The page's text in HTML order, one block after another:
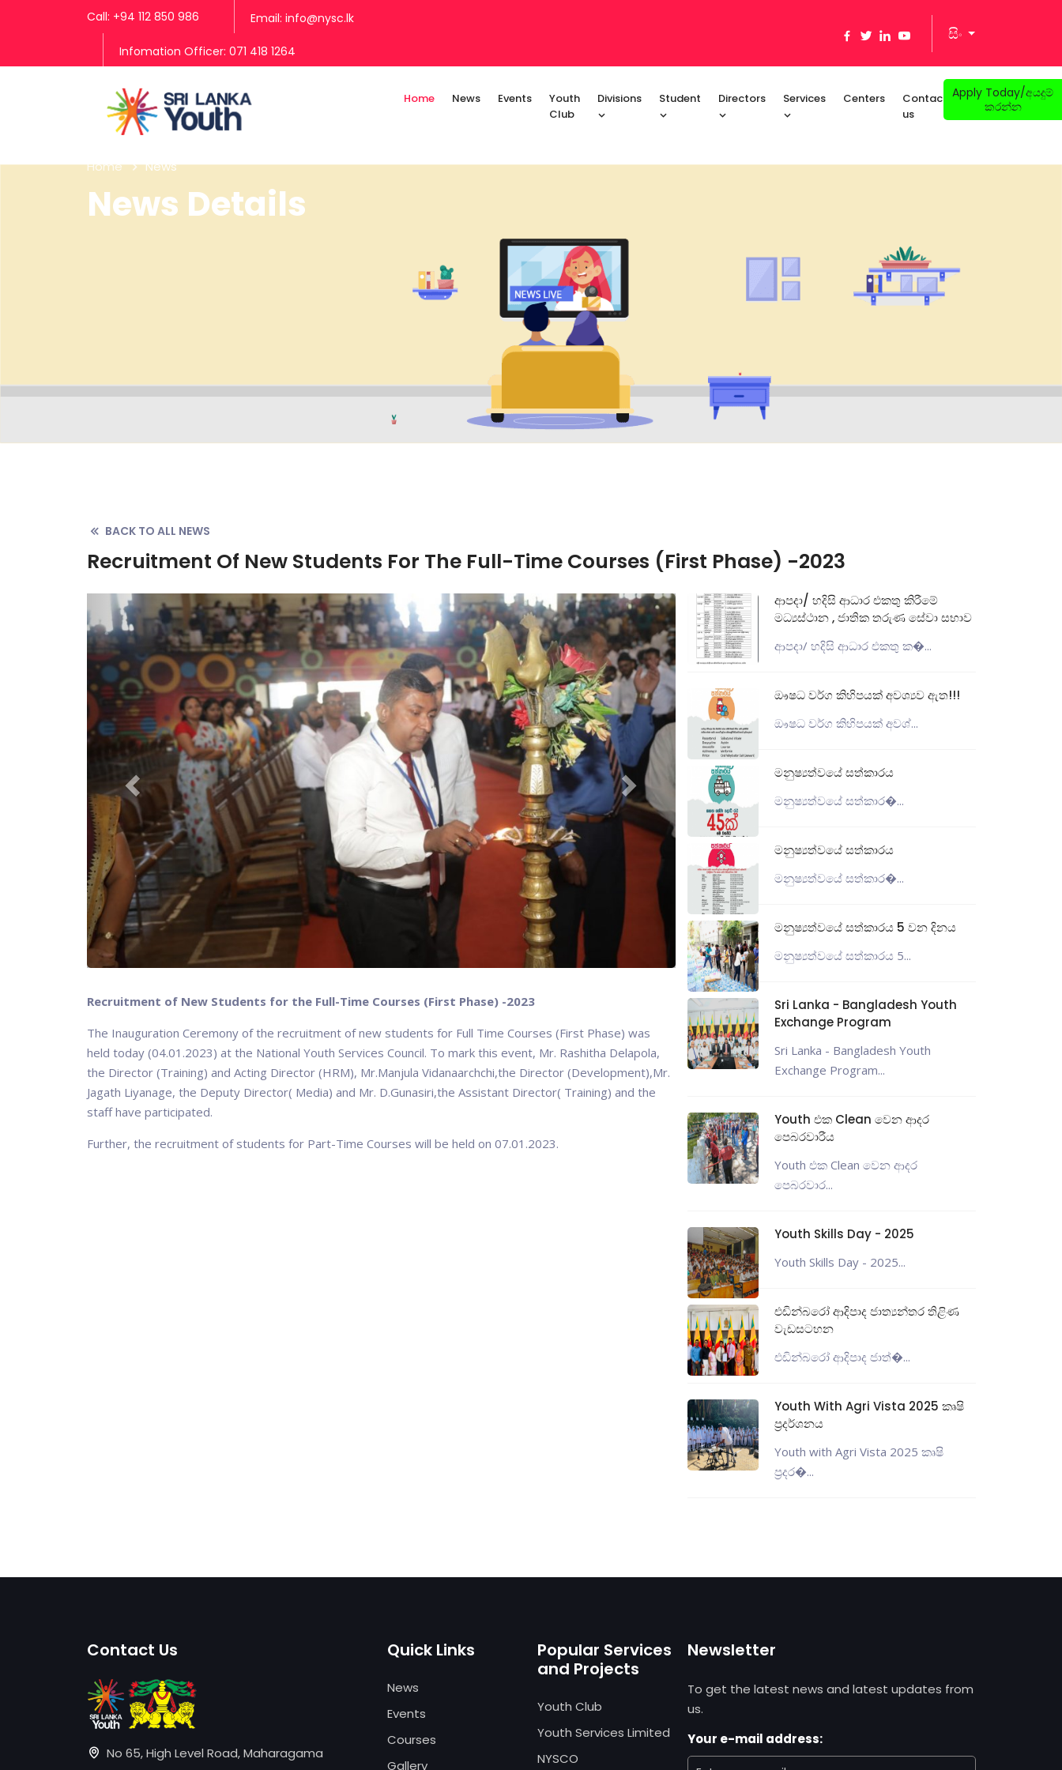
Apply Today/අයදුම්
කරන්න
Call: +94 112 850 986 Email: info@nysc.lk
Infomation Officer: 071 418 1264
සිං
Home News Events
Youth
Club
Divisions Student Directors Services Centers
Contact
us
Home News
News Details
BACK TO ALL NEWS
Recruitment Of New Students For The Full-Time Courses (First Phase) -2023
Previous Next
Recruitment of New Students for the Full-Time Courses (First Phase) -2023
The Inauguration Ceremony of the recruitment of new students for Full Time Courses (First Phase) was
held today (04.01.2023) at the National Youth Services Council. To mark this event, Mr. Rashitha Delapola,
the Director (Training) and Acting Director (HRM), Mr.Manjula Vidanaarchchi,the Director (Development),Mr.
Jagath Liyanage, the Deputy Director( Media) and Mr. D.Gunasiri,the Assistant Director( Training) and the
staff have participated.
Further, the recruitment of students for Part-Time Courses will be held on 07.01.2023.
ආපදා/ හදිසි ආධාර එකතු කිරීමේ
මධ්‍යස්ථාන , ජාතික තරුණ සේවා සභාව
ආපදා/ හදිසි ආධාර එකතු ක�...
ඖෂධ වර්ග කිහිපයක් අවශ්‍යව ඇත!!!
ඖෂධ වර්ග කිහිපයක් අවශ්...
මනුෂ්‍යත්වයේ සත්කාරය
මනුෂ්‍යත්වයේ සත්කාර�...
මනුෂ්‍යත්වයේ සත්කාරය
මනුෂ්‍යත්වයේ සත්කාර�...
මනුෂ්‍යත්වයේ සත්කාරය 5 වන දිනය
මනුෂ්‍යත්වයේ සත්කාරය 5...
Sri Lanka - Bangladesh Youth
Exchange Program
Sri Lanka - Bangladesh Youth
Exchange Program...
Youth එක Clean වෙන ආදර
පෙබරවාරීය
Youth එක Clean වෙන ආදර
පෙබරවාර...
Youth Skills Day - 2025
Youth Skills Day - 2025...
එඩින්බරෝ ආදිපාද ජාත්‍යන්තර තිළිණ
වැඩසටහන
එඩින්බරෝ ආදිපාද ජාත්‍�...
Youth With Agri Vista 2025 කෘෂි
ප්‍රදර්ශනය
Youth with Agri Vista 2025 කෘෂි
ප්‍රදර�...
Contact Us
No 65, High Level Road, Maharagama
Quick Links
News
Events
Courses
Gallery
Popular Services
and Projects
Youth Club
Youth Services Limited
NYSCO
Newsletter
To get the latest news and latest updates from
us.
Your e-mail address: